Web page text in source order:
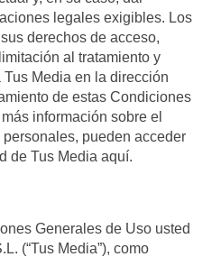
legales exigibles. Los
derechos de acceso,
al tratamiento y
Media en la dirección
de estas Condiciones
información sobre el
pueden acceder
de Tus Media aquí.
Generales de Uso usted
(“Tus Media”), como